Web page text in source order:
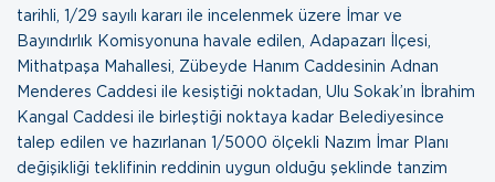
tarihli, 1/29 sayılı kararı ile incelenmek üzere İmar ve
Bayındırlık Komisyonuna havale edilen, Adapazarı İlçesi,
Mithatpaşa Mahallesi, Zübeyde Hanım Caddesinin Adnan
Menderes Caddesi ile kesiştiği noktadan, Ulu Sokak’ın İbrahim
Kangal Caddesi ile birleştiği noktaya kadar Belediyesince
talep edilen ve hazırlanan 1/5000 ölçekli Nazım İmar Planı
değişikliği teklifinin reddinin uygun olduğu şeklinde tanzim